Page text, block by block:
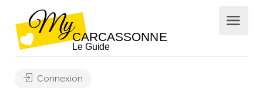
Connexion